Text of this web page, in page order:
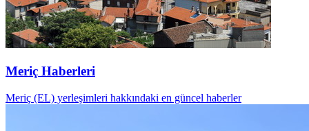
Meriç Haberleri
Meriç (EL) yerleşimleri hakkındaki en güncel haberler